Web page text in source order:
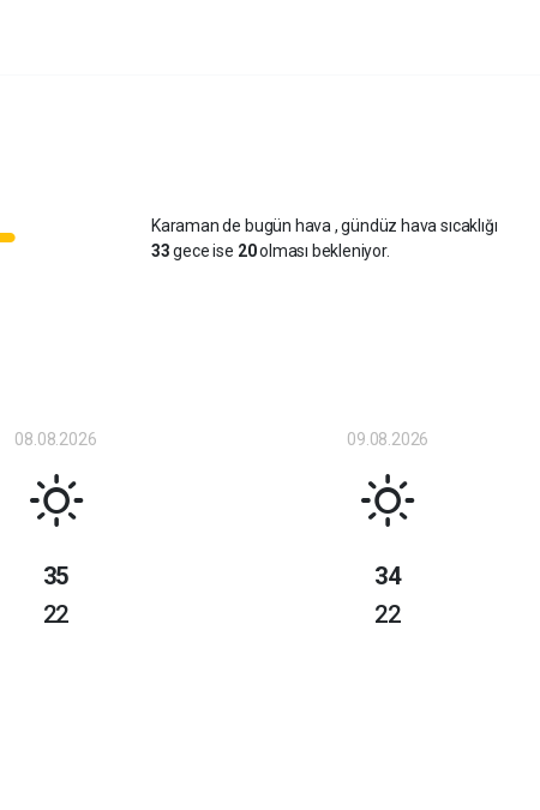
Karaman de bugün hava , gündüz hava sıcaklığı
33gece ise 20olması bekleniyor.
08.08.2026
35
22
09.08.2026
34
22